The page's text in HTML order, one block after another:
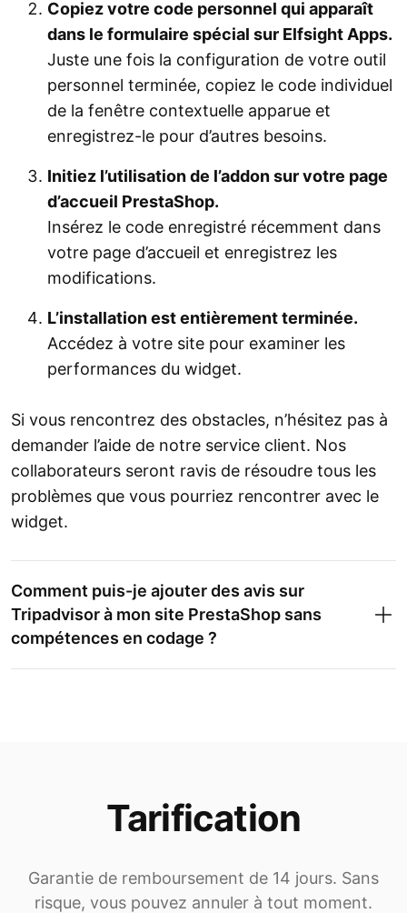
Copiez votre code personnel qui apparaît
dans le formulaire spécial sur Elfsight Apps.
Juste une fois la configuration de votre outil
personnel terminée, copiez le code individuel
de la fenêtre contextuelle apparue et
enregistrez-le pour d’autres besoins.
Initiez l’utilisation de l’addon sur votre page
d’accueil PrestaShop.
Insérez le code enregistré récemment dans
votre page d’accueil et enregistrez les
modifications.
L’installation est entièrement terminée.
Accédez à votre site pour examiner les
performances du widget.
Si vous rencontrez des obstacles, n’hésitez pas à
demander l’aide de notre service client. Nos
collaborateurs seront ravis de résoudre tous les
problèmes que vous pourriez rencontrer avec le
widget.
Comment puis-je ajouter des avis sur
Tripadvisor à mon site PrestaShop sans
compétences en codage ?
Tarification
Garantie de remboursement de 14 jours. Sans
risque, vous pouvez annuler à tout moment.